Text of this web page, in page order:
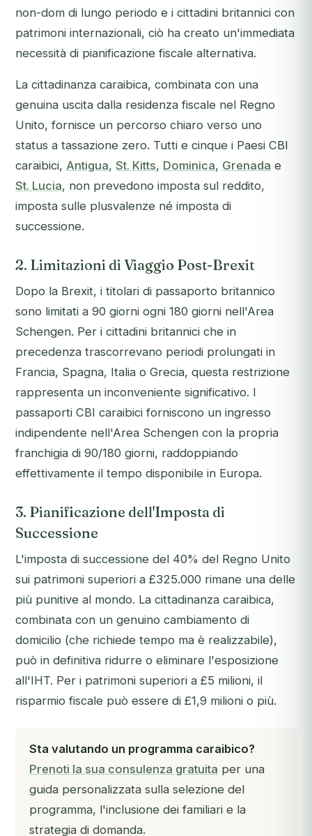
non-dom di lungo periodo e i cittadini britannici con
patrimoni internazionali, ciò ha creato un'immediata
necessità di pianificazione fiscale alternativa.
La cittadinanza caraibica, combinata con una
genuina uscita dalla residenza fiscale nel Regno
Unito, fornisce un percorso chiaro verso uno
status a tassazione zero. Tutti e cinque i Paesi CBI
caraibici, Antigua, St. Kitts, Dominica, Grenada e
St. Lucia, non prevedono imposta sul reddito,
imposta sulle plusvalenze né imposta di
successione.
2. Limitazioni di Viaggio Post-Brexit
Dopo la Brexit, i titolari di passaporto britannico
sono limitati a 90 giorni ogni 180 giorni nell'Area
Schengen. Per i cittadini britannici che in
precedenza trascorrevano periodi prolungati in
Francia, Spagna, Italia o Grecia, questa restrizione
rappresenta un inconveniente significativo. I
passaporti CBI caraibici forniscono un ingresso
indipendente nell'Area Schengen con la propria
franchigia di 90/180 giorni, raddoppiando
effettivamente il tempo disponibile in Europa.
3. Pianificazione dell'Imposta di
Successione
L'imposta di successione del 40% del Regno Unito
sui patrimoni superiori a £325.000 rimane una delle
più punitive al mondo. La cittadinanza caraibica,
combinata con un genuino cambiamento di
domicilio (che richiede tempo ma è realizzabile),
può in definitiva ridurre o eliminare l'esposizione
all'IHT. Per i patrimoni superiori a £5 milioni, il
risparmio fiscale può essere di £1,9 milioni o più.
Sta valutando un programma caraibico?
Prenoti la sua consulenza gratuita per una
guida personalizzata sulla selezione del
programma, l'inclusione dei familiari e la
strategia di domanda.